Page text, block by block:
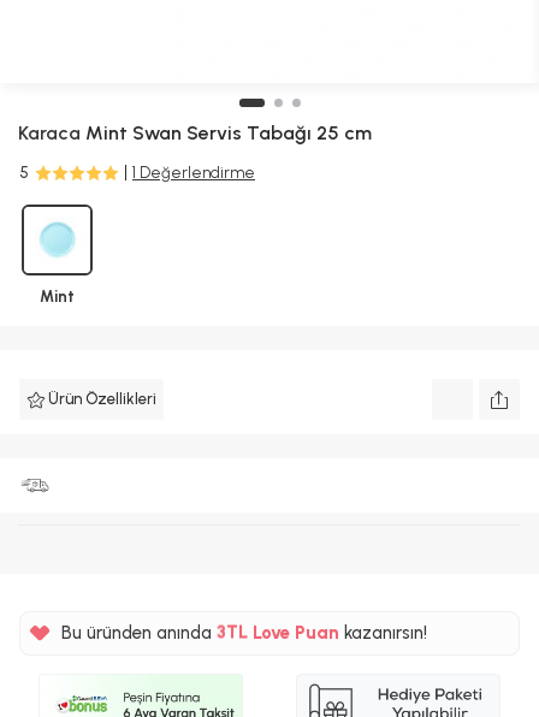
Karaca Mint Swan Servis Tabağı 25 cm
5 1 Değerlendirme
Mint
Ürün Özellikleri
Bu üründen anında %5Love Puankazanırsın!